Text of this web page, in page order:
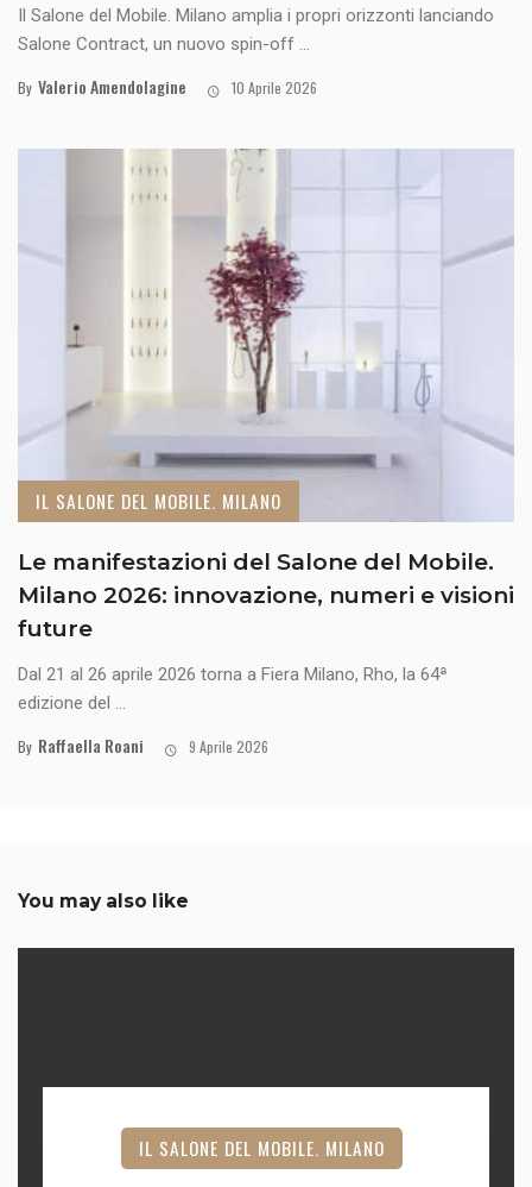
Il Salone del Mobile. Milano amplia i propri orizzonti lanciando
Salone Contract, un nuovo spin-off ...
By Valerio Amendolagine 10 Aprile 2026
IL SALONE DEL MOBILE. MILANO
Le manifestazioni del Salone del Mobile.
Milano 2026: innovazione, numeri e visioni
future
Dal 21 al 26 aprile 2026 torna a Fiera Milano, Rho, la 64ª
edizione del ...
By Raffaella Roani 9 Aprile 2026
You may also like
IL SALONE DEL MOBILE. MILANO